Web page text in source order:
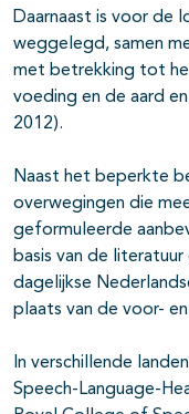
Daarnaast is voor de
weggelegd, samen
met betrekking tot
voeding en de aard
2012).
Naast het beperkte
overwegingen die
geformuleerde
basis van de
dagelijkse
plaats van de voor-
In verschillende
Speech-Language-